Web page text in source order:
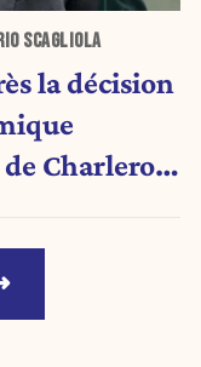
SCAGLIOLA
la décision
Charleroi